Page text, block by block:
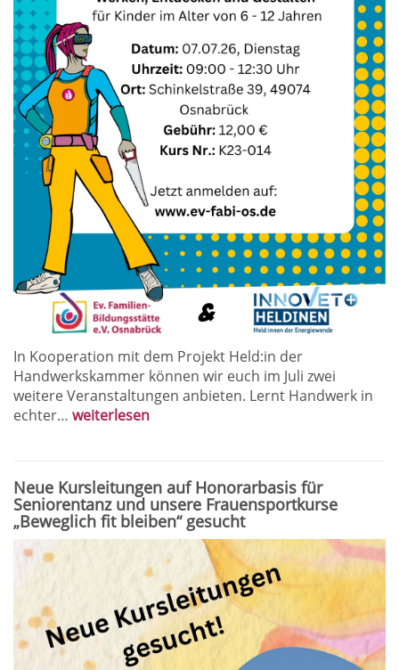
In Kooperation mit dem Projekt Held:in der
Handwerkskammer können wir euch im Juli zwei
weitere Veranstaltungen anbieten. Lernt Handwerk in
echter… weiterlesen
Neue Kursleitungen auf Honorarbasis für
Seniorentanz und unsere Frauensportkurse
„Beweglich fit bleiben“ gesucht